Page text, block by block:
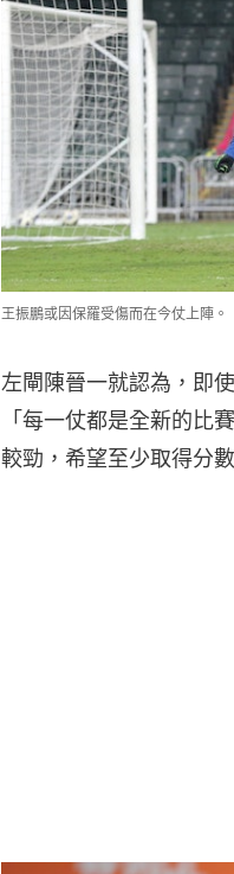
王振鵬或因保羅受傷而在今仗上陣。
左閘陳晉一就認為，即
「每一仗都是全新的比
較勁，希望至少取得分數